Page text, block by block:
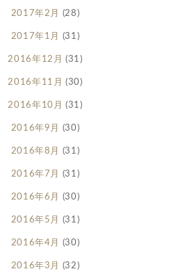
2017年2月 (28)
2017年1月 (31)
2016年12月 (31)
2016年11月 (30)
2016年10月 (31)
2016年9月 (30)
2016年8月 (31)
2016年7月 (31)
2016年6月 (30)
2016年5月 (31)
2016年4月 (30)
2016年3月 (32)